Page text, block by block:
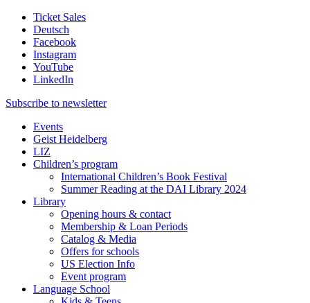
Ticket Sales
Deutsch
Facebook
Instagram
YouTube
LinkedIn
Subscribe to newsletter
Events
Geist Heidelberg
LIZ
Children’s program
International Children’s Book Festival
Summer Reading at the DAI Library 2024
Library
Opening hours & contact
Membership & Loan Periods
Catalog & Media
Offers for schools
US Election Info
Event program
Language School